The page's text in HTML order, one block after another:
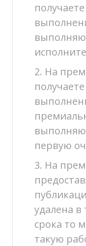
2. На
первую
3. На
удалена в
срока то
такую